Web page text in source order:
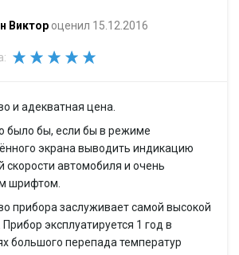
120° (по диагонали)
автостарт записи
AVI
от аккумулятора, от бортовой
сети автомобиля
собственный
520 мАч
Виктор оценил 15.12.2016
и адекватная цена.
было бы, если бы в режиме
экрана выводить индикацию
скорости автомобиля и очень
шрифтом.
прибора заслуживает самой высокой
эксплуатируется 1 год в
большого перепада температур